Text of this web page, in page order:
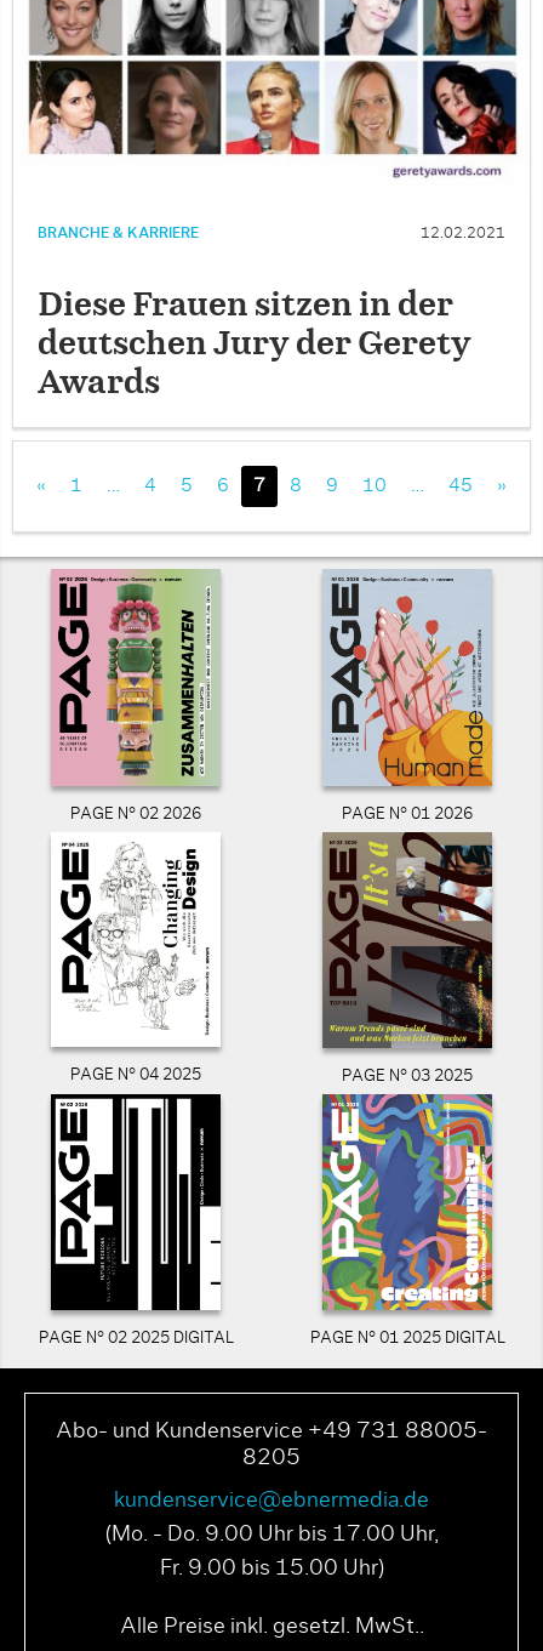
BRANCHE & KARRIERE 12.02.2021
Diese Frauen sitzen in der
deutschen Jury der Gerety
Awards
« 1 … 4 5 6 7 8 9 10 … 45 »
PAGE N° 02 2026 PAGE N° 01 2026
PAGE N° 04 2025 PAGE N° 03 2025
PAGE N° 02 2025 DIGITAL PAGE N° 01 2025 DIGITAL
Abo- und Kundenservice +49 731 88005-
8205
kundenservice@ebnermedia.de
(Mo. - Do. 9.00 Uhr bis 17.00 Uhr,
Fr. 9.00 bis 15.00 Uhr)
Alle Preise inkl. gesetzl. MwSt..